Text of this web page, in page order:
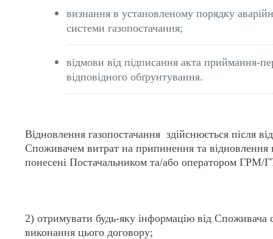
визнання в установленому порядку
системи газопостачання;
відмови від підписання акта приймання-
відповідного обґрунтування.
Відновлення газопостачання здійснюється після
Споживачем витрат на припинення та відновлення
понесені Постачальником та/або оператором ГРМ/
2) отримувати будь-яку інформацію від Споживача
виконання цього договору;